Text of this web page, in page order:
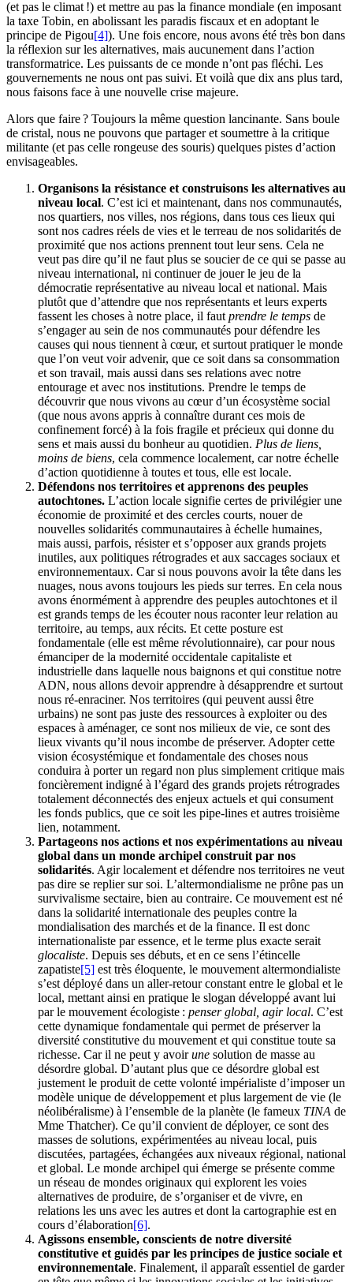
(et pas le climat !) et mettre au pas la finance mondiale (en imposant
la taxe Tobin, en abolissant les paradis fiscaux et en adoptant le
principe de Pigou[4]). Une fois encore, nous avons été très bon dans
la réflexion sur les alternatives, mais aucunement dans l’action
transformatrice. Les puissants de ce monde n’ont pas fléchi. Les
gouvernements ne nous ont pas suivi. Et voilà que dix ans plus tard,
nous faisons face à une nouvelle crise majeure.
Alors que faire ? Toujours la même question lancinante. Sans boule
de cristal, nous ne pouvons que partager et soumettre à la critique
militante (et pas celle rongeuse des souris) quelques pistes d’action
envisageables.
Organisons la résistance et construisons les alternatives au
niveau local. C’est ici et maintenant, dans nos communautés,
nos quartiers, nos villes, nos régions, dans tous ces lieux qui
sont nos cadres réels de vies et le terreau de nos solidarités de
proximité que nos actions prennent tout leur sens. Cela ne
veut pas dire qu’il ne faut plus se soucier de ce qui se passe au
niveau international, ni continuer de jouer le jeu de la
démocratie représentative au niveau local et national. Mais
plutôt que d’attendre que nos représentants et leurs experts
fassent les choses à notre place, il faut prendre le temps de
s’engager au sein de nos communautés pour défendre les
causes qui nous tiennent à cœur, et surtout pratiquer le monde
que l’on veut voir advenir, que ce soit dans sa consommation
et son travail, mais aussi dans ses relations avec notre
entourage et avec nos institutions. Prendre le temps de
découvrir que nous vivons au cœur d’un écosystème social
(que nous avons appris à connaître durant ces mois de
confinement forcé) à la fois fragile et précieux qui donne du
sens et mais aussi du bonheur au quotidien. Plus de liens,
moins de biens, cela commence localement, car notre échelle
d’action quotidienne à toutes et tous, elle est locale.
Défendons nos territoires et apprenons des peuples
autochtones. L’action locale signifie certes de privilégier une
économie de proximité et des cercles courts, nouer de
nouvelles solidarités communautaires à échelle humaines,
mais aussi, parfois, résister et s’opposer aux grands projets
inutiles, aux politiques rétrogrades et aux saccages sociaux et
environnementaux. Car si nous pouvons avoir la tête dans les
nuages, nous avons toujours les pieds sur terres. En cela nous
avons énormément à apprendre des peuples autochtones et il
est grands temps de les écouter nous raconter leur relation au
territoire, au temps, aux récits. Et cette posture est
fondamentale (elle est même révolutionnaire), car pour nous
émanciper de la modernité occidentale capitaliste et
industrielle dans laquelle nous baignons et qui constitue notre
ADN, nous allons devoir apprendre à désapprendre et surtout
nous ré-enraciner. Nos territoires (qui peuvent aussi être
urbains) ne sont pas juste des ressources à exploiter ou des
espaces à aménager, ce sont nos milieux de vie, ce sont des
lieux vivants qu’il nous incombe de préserver. Adopter cette
vision écosystémique et fondamentale des choses nous
conduira à porter un regard non plus simplement critique mais
foncièrement indigné à l’égard des grands projets rétrogrades
totalement déconnectés des enjeux actuels et qui consument
les fonds publics, que ce soit les pipe-lines et autres troisième
lien, notamment.
Partageons nos actions et nos expérimentations au niveau
global dans un monde archipel construit par nos
solidarités. Agir localement et défendre nos territoires ne veut
pas dire se replier sur soi. L’altermondialisme ne prône pas un
survivalisme sectaire, bien au contraire. Ce mouvement est né
dans la solidarité internationale des peuples contre la
mondialisation des marchés et de la finance. Il est donc
internationaliste par essence, et le terme plus exacte serait
glocaliste. Depuis ses débuts, et en ce sens l’étincelle
zapatiste[5] est très éloquente, le mouvement altermondialiste
s’est déployé dans un aller-retour constant entre le global et le
local, mettant ainsi en pratique le slogan développé avant lui
par le mouvement écologiste : penser global, agir local. C’est
cette dynamique fondamentale qui permet de préserver la
diversité constitutive du mouvement et qui constitue toute sa
richesse. Car il ne peut y avoirune solution de masse au
désordre global. D’autant plus que ce désordre global est
justement le produit de cette volonté impérialiste d’imposer un
modèle unique de développement et plus largement de vie (le
néolibéralisme) à l’ensemble de la planète (le fameux TINA de
Mme Thatcher). Ce qu’il convient de déployer, ce sont des
masses de solutions, expérimentées au niveau local, puis
discutées, partagées, échangées aux niveaux régional, national
et global. Le monde archipel qui émerge se présente comme
un réseau de mondes originaux qui explorent les voies
alternatives de produire, de s’organiser et de vivre, en
relations les uns avec les autres et dont la cartographie est en
cours d’élaboration[6].
Agissons ensemble, conscients de notre diversité
constitutive et guidés par les principes de justice sociale et
environnementale. Finalement, il apparaît essentiel de garder